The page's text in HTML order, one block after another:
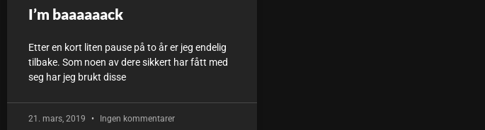
I’m baaaaaack
Etter en kort liten pause på to år er jeg endelig
tilbake. Som noen av dere sikkert har fått med
seg har jeg brukt disse
21. mars, 2019 Ingen kommentarer